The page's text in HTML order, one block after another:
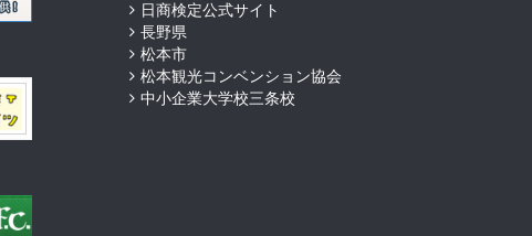
日商検定公式サイト
長野県
松本市
松本観光コンベンション協会
中小企業大学校三条校